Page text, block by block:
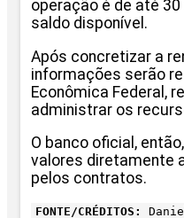
operação é de até
saldo disponível.
Após concretizar a
informações serão
Econômica Federal,
administrar os
O banco oficial,
valores diretamente
pelos contratos.
FONTE/CRÉDITOS: